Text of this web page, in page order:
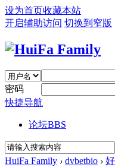
设为首页收藏本站
开启辅助访问 切换到窄版
密码
快捷导航
论坛BBS
HuiFa Family › dvbetbio ›